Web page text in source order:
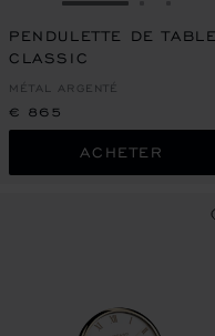
ALLER À LA
ALLER
PENDULETTE DE TABLE
CLASSIC
MÉTAL ARGENTÉ
€ 865
ACHETER